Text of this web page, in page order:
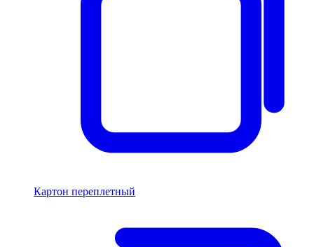
Картон переплетный